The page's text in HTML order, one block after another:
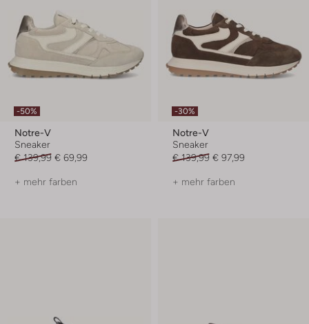
-50%
Notre-V
Sneaker
€ 139,99 € 69,99
+ mehr farben
-30%
Notre-V
Sneaker
€ 139,99 € 97,99
+ mehr farben